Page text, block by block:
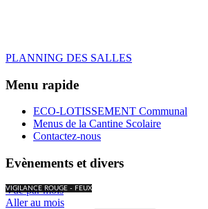
PLANNING DES SALLES
Menu rapide
ECO-LOTISSEMENT Communal
Menus de la Cantine Scolaire
Contactez-nous
Evènements et divers
VIGILANCE ROUGE - FEUX
Vue par mois
Aller au mois